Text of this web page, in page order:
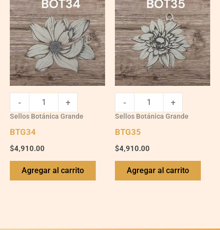
quantity
- +
Sellos Botánica Grande
BTG34
$4,910.00
Agregar al carrito
quantity
- +
Sellos Botánica Grande
BTG35
$4,910.00
Agregar al carrito